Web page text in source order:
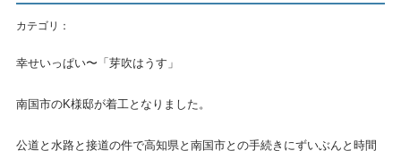
カテゴリ：
幸せいっぱい〜「芽吹はうす」
南国市のK様邸が着工となりました。
公道と水路と接道の件で高知県と南国市との手続きにずいぶんと時間